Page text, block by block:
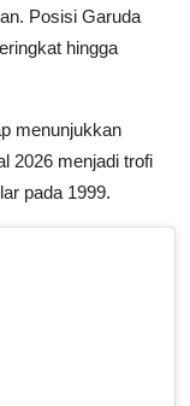
Posisi Garuda
hingga
menunjukkan
2026 menjadi trofi
pada 1999.